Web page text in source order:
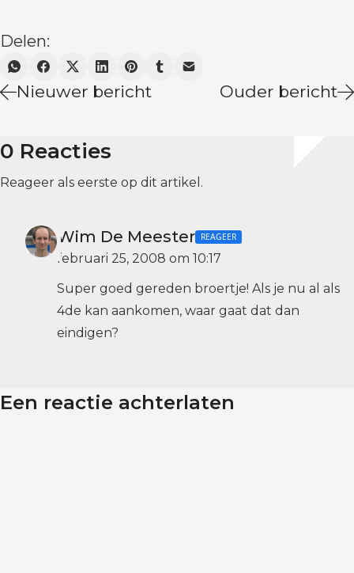
Delen:
Nieuwer bericht Ouder bericht
0 Reacties
Reageer als eerste op dit artikel.
Wim De Meester REAGEER
februari 25, 2008 om 10:17
Super goed gereden broertje! Als je nu al als
4de kan aankomen, waar gaat dat dan
eindigen?
Een reactie achterlaten